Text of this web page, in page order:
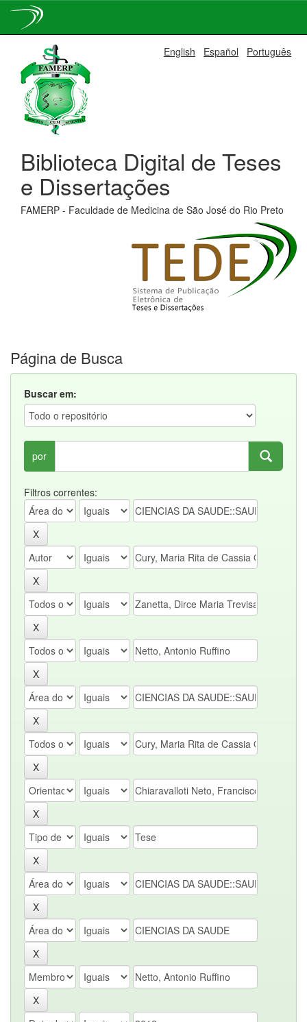
navigation
English Español Português
Biblioteca Digital de Teses
e Dissertações
FAMERP - Faculdade de Medicina de São José do Rio Preto
Página de Busca
Buscar em:
por
Filtros correntes: